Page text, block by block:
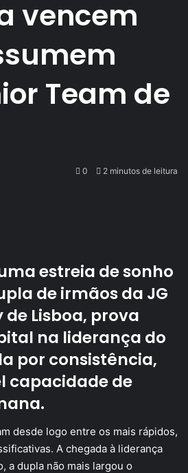
vencem
Team de
0 2 minutos de leitura
estreia de sonho
de irmãos da JG
Lisboa, prova
na liderança do
por consistência,
capacidade de
desde logo entre os mais rápidos,
A chegada à liderança
a dupla não mais largou o